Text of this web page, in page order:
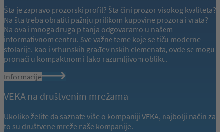
Šta je zapravo prozorski profil? Šta čini prozor visokog kvaliteta?
Na šta treba obratiti pažnju prilikom kupovine prozora i vrata?
Na ova i mnoga druga pitanja odgovaramo u našem
informativnom centru. Sve važne teme koje se tiču moderne
stolarije, kao i vrhunskih građevinskih elemenata, ovde se mogu
pronaći u kompaktnom i lako razumljivom obliku.
Informacije
VEKA na društvenim mrežama
Ukoliko želite da saznate više o kompaniji VEKA, najbolji način za
to su društvene mreže naše kompanije.